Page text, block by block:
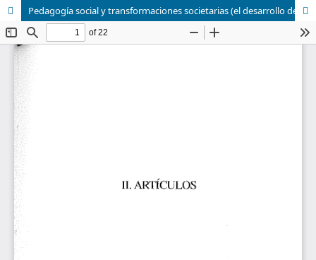
Pedagogía social y transformaciones societarias (el desarrollo de las sociedades en A .. Touraine)